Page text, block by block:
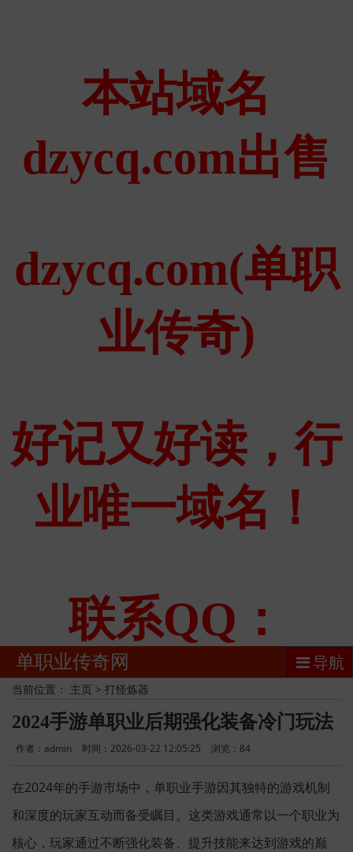
单职业传奇网 导航
当前位置： 主页 > 打怪炼器
2024手游单职业后期强化装备冷门玩法
作者：admin 时间：2026-03-22 12:05:25 浏览： 84
在2024年的手游市场中，单职业手游因其独特的游戏机制
和深度的玩家互动而备受瞩目。这类游戏通常以一个职业为
核心，玩家通过不断强化装备、提升技能来达到游戏的巅